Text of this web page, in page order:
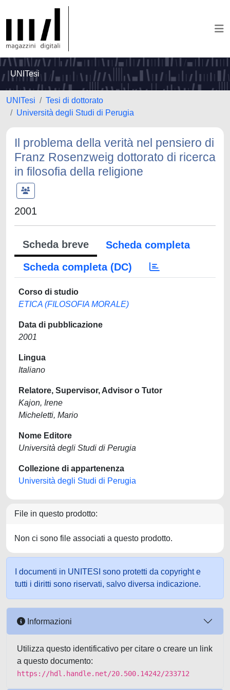
UNITesi
UNITesi
Tesi di dottorato
Università degli Studi di Perugia
Il problema della verità nel pensiero di
Franz Rosenzweig dottorato di ricerca
in filosofia della religione
2001
Scheda breve
Scheda completa
Scheda completa (DC)
Corso di studio
ETICA (FILOSOFIA MORALE)
Data di pubblicazione
2001
Lingua
Italiano
Relatore, Supervisor, Advisor o Tutor
Kajon, Irene
Micheletti, Mario
Nome Editore
Università degli Studi di Perugia
Collezione di appartenenza
Università degli Studi di Perugia
File in questo prodotto:
Non ci sono file associati a questo prodotto.
I documenti in UNITESI sono protetti da copyright e
tutti i diritti sono riservati, salvo diversa indicazione.
Informazioni
Utilizza questo identificativo per citare o creare un link
a questo documento:
https://hdl.handle.net/20.500.14242/233712